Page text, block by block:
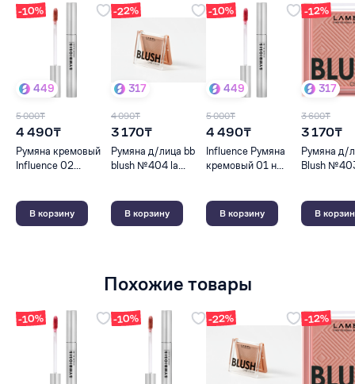
-10%
449
5 000₸
4 490₸
Румяна кремовый
Influence 02...
В корзину
-22%
317
4 090₸
3 170₸
Румяна д/лица bb
blush №404 la...
В корзину
-10%
449
5 000₸
4 490₸
Influence Румяна
кремовый 01 н...
В корзину
-12%
317
3 600₸
3 170₸
Румяна д/
Blush
В
Похожие товары
-10% -10% -22% -12%